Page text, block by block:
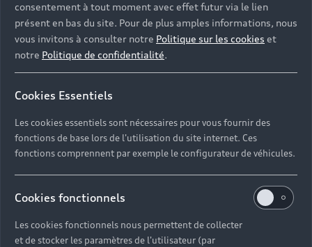
Cylindrée cm3
1 498 cm3 1 984 cm3
Émissions et
consommations
Consommation (cycle mixte)
6,9-6,5 l/100 km
Emissions de CO₂ (cycle mixte)
consentement à tout moment avec effet futur via le lien
présent en bas du site. Pour de plus amples informations, nous
vous invitons à consulter notre Politique sur les cookies et
notre Politique de confidentialité.
Cookies Essentiels
Les cookies essentiels sont nécessaires pour vous fournir des
fonctions de base lors de l'utilisation du site internet. Ces
fonctions comprennent par exemple le configurateur de véhicules.
Cookies fonctionnels
Les cookies fonctionnels nous permettent de collecter
et de stocker les paramètres de l'utilisateur (par